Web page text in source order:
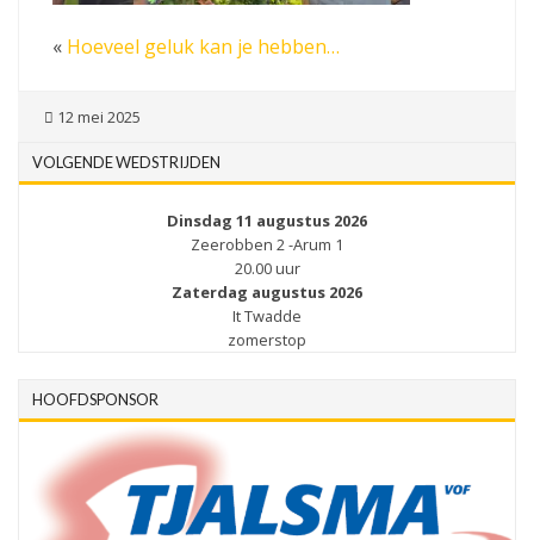
« Hoeveel geluk kan je hebben…
12 mei 2025
VOLGENDE WEDSTRIJDEN
Dinsdag 11 augustus 2026
Zeerobben 2 -Arum 1
20.00 uur
Zaterdag augustus 2026
It Twadde
zomerstop
HOOFDSPONSOR